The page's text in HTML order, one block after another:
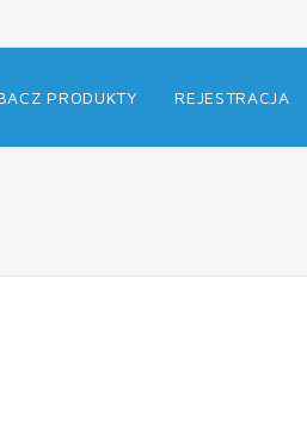
PRODUKTY REJESTRACJA